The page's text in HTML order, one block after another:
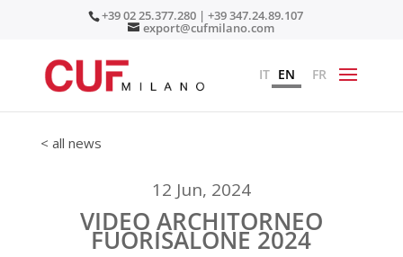
+39 02 25.377.280 | +39 347.24.89.107
export@cufmilano.com
IT EN FR
< all news
12 Jun, 2024
VIDEO ARCHITORNEO
FUORISALONE 2024